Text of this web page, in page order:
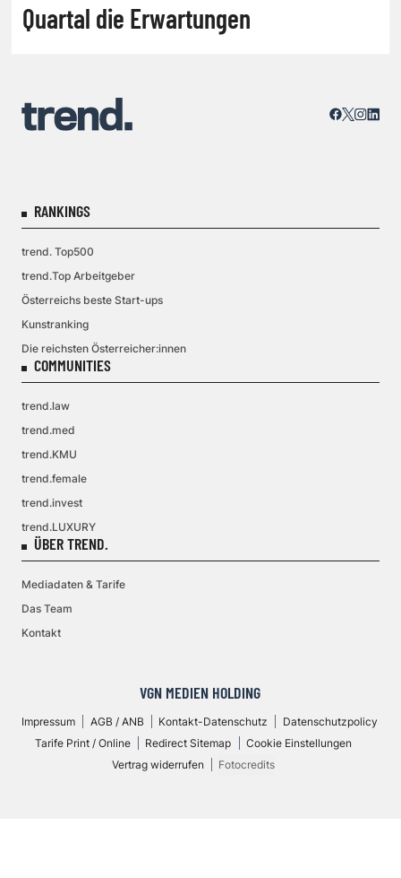
Quartal die Erwartungen
RANKINGS
trend. Top500
trend.Top Arbeitgeber
Österreichs beste Start-ups
Kunstranking
Die reichsten Österreicher:innen
COMMUNITIES
trend.law
trend.med
trend.KMU
trend.female
trend.invest
trend.LUXURY
ÜBER TREND.
Mediadaten & Tarife
Das Team
Kontakt
VGN MEDIEN HOLDING
Impressum AGB / ANB Kontakt-Datenschutz
Datenschutzpolicy
Tarife Print / Online
Redirect Sitemap
Cookie Einstellungen
Vertrag widerrufen
Fotocredits